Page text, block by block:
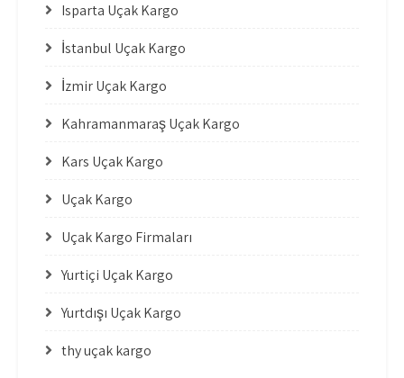
Isparta Uçak Kargo
İstanbul Uçak Kargo
İzmir Uçak Kargo
Kahramanmaraş Uçak Kargo
Kars Uçak Kargo
Uçak Kargo
Uçak Kargo Firmaları
Yurtiçi Uçak Kargo
Yurtdışı Uçak Kargo
thy uçak kargo